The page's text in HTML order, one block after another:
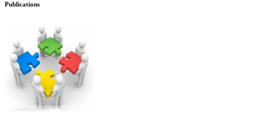
Publications